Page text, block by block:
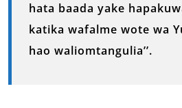
hata baada yake
katika wafalme wote wa
hao waliomtangulia’’.